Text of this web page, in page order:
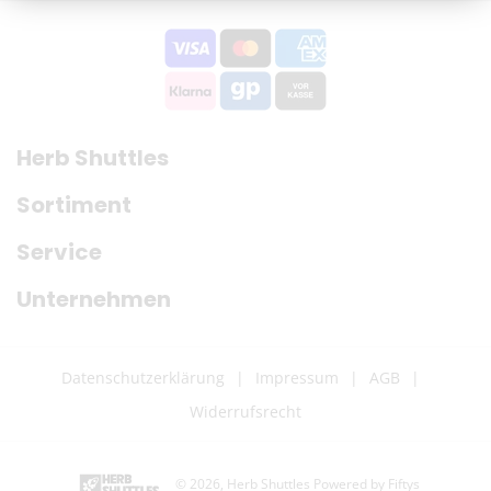
Herb Shuttles
Sortiment
Service
Unternehmen
Datenschutzerklärung Impressum
AGB
Widerrufsrecht
© 2026, Herb Shuttles Powered by Fiftys